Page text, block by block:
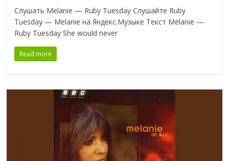
Слушать Melanie — Ruby Tuesday Слушайте Ruby
Tuesday — Melanie на Яндекс.Музыке Текст Melanie —
Ruby Tuesday She would never
Read more